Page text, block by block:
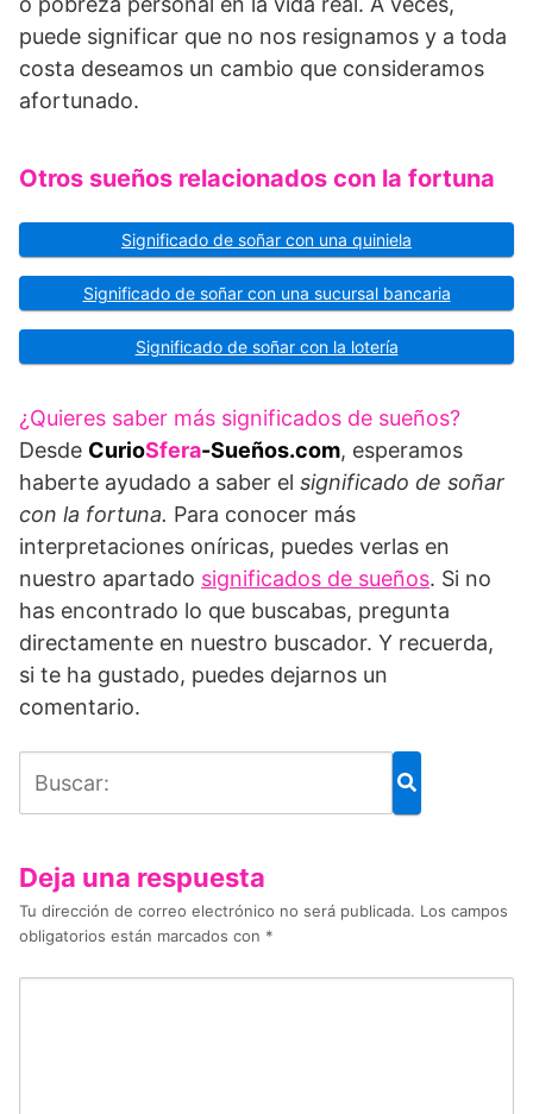
puede significar que no nos resignamos y a toda
costa deseamos un cambio que consideramos
afortunado.
Otros sueños relacionados con la fortuna
Significado de soñar con una quiniela
Significado de soñar con una sucursal bancaria
Significado de soñar con la lotería
¿Quieres saber más significados de sueños?
Desde CurioSfera-Sueños.com, esperamos
haberte ayudado a saber el significado de soñar
con la fortuna. Para conocer más
interpretaciones oníricas, puedes verlas en
nuestro apartado significados de sueños. Si no
has encontrado lo que buscabas, pregunta
directamente en nuestro buscador. Y recuerda,
si te ha gustado, puedes dejarnos un
comentario.
Deja una respuesta
Tu dirección de correo electrónico no será publicada. Los campos
obligatorios están marcados con *